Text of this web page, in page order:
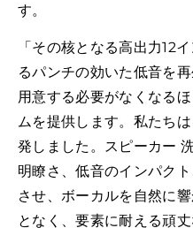
す。
「その核となる高出力12
るパンチの効いた低音を
用意する必要がなくなる
ムを提供します。私たち
発しました。スピーカー
明瞭さ、低音のインパク
させ、ボーカルを自然に
となく、要素に耐える頑